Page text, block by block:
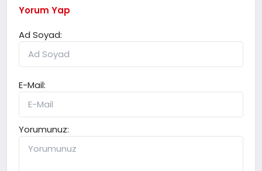
Yorum Yap
Ad Soyad:
E-Mail:
Yorumunuz: